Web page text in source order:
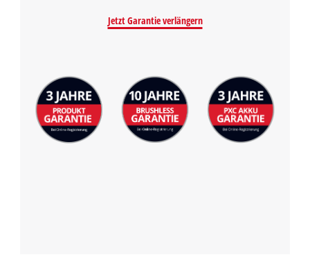
Management Platform
Jetzt Garantie verlängern